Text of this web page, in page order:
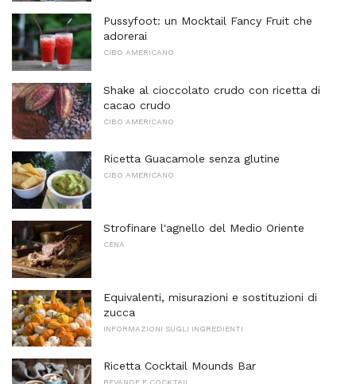
Pussyfoot: un Mocktail Fancy Fruit che
adorerai
CIBO AMERICANO
Shake al cioccolato crudo con ricetta di
cacao crudo
CIBO AMERICANO
Ricetta Guacamole senza glutine
CIBO AMERICANO
Strofinare l'agnello del Medio Oriente
CENA
Equivalenti, misurazioni e sostituzioni di
zucca
INFORMAZIONI SUGLI INGREDIENTI
Ricetta Cocktail Mounds Bar
BEVANDE E COCKTAIL